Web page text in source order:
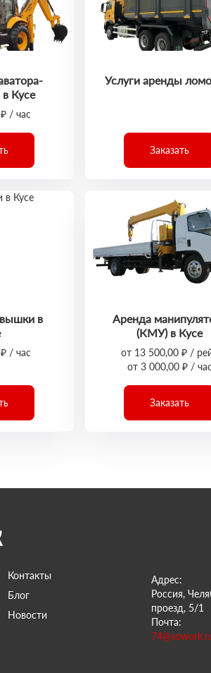
в Кусе
/ час
Услуги аренды
Заказать
в
/ час
Аренда
(КМУ) в Кусе
от 13 500,00 ₽ /
от 3 000,00 ₽ /
Заказать
Контакты
Блог
Новости
Адрес:
Россия,
проезд, 5/1
Почта: